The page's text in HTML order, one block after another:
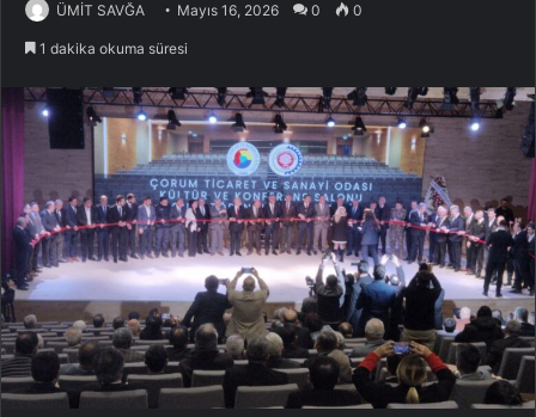
ÜMİT SAVĞA Mayıs 16, 2026 0 0
1 dakika okuma süresi